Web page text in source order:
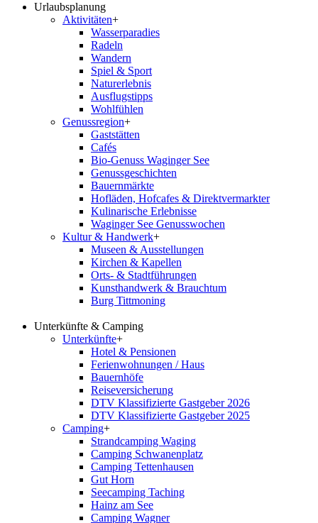
Urlaubsplanung
Aktivitäten+
Wasserparadies
Radeln
Wandern
Spiel & Sport
Naturerlebnis
Ausflugstipps
Wohlfühlen
Genussregion+
Gaststätten
Cafés
Bio-Genuss Waginger See
Genussgeschichten
Bauernmärkte
Hofläden, Hofcafes & Direktvermarkter
Kulinarische Erlebnisse
Waginger See Genusswochen
Kultur & Handwerk+
Museen & Ausstellungen
Kirchen & Kapellen
Orts- & Stadtführungen
Kunsthandwerk & Brauchtum
Burg Tittmoning
Unterkünfte & Camping
Unterkünfte+
Hotel & Pensionen
Ferienwohnungen / Haus
Bauernhöfe
Reiseversicherung
DTV Klassifizierte Gastgeber 2026
DTV Klassifizierte Gastgeber 2025
Camping+
Strandcamping Waging
Camping Schwanenplatz
Camping Tettenhausen
Gut Horn
Seecamping Taching
Hainz am See
Camping Wagner